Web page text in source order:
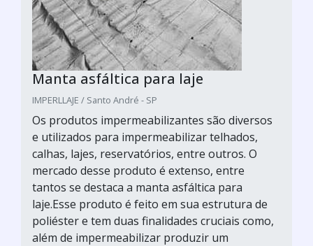
Manta asfáltica para laje
IMPERLLAJE / Santo André - SP
Os produtos impermeabilizantes são diversos
e utilizados para impermeabilizar telhados,
calhas, lajes, reservatórios, entre outros. O
mercado desse produto é extenso, entre
tantos se destaca a manta asfáltica para
laje.Esse produto é feito em sua estrutura de
poliéster e tem duas finalidades cruciais como,
além de impermeabilizar produzir um